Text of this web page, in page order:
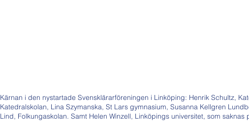
Kärnan i den nystartade Svensklärarföreningen i Linköping: Henrik Schultz,
Katedralskolan, Lina Szymanska, St Lars gymnasium, Susanna Kellgren
Lind, Folkungaskolan. Samt Helen Winzell, Linköpings universitet, som saknas